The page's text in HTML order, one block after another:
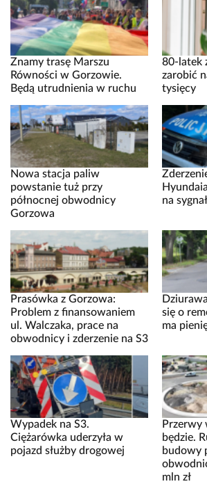
Znamy trasę Marszu
Równości w Gorzowie.
Będą utrudnienia w ruchu
80-latek
zarobić
tysięcy
Nowa stacja paliw
powstanie tuż przy
północnej obwodnicy
Gorzowa
na
Prasówka z Gorzowa:
Problem z finansowaniem
ul. Walczaka, prace na
obwodnicy i zderzenie na S3
się o
ma
Wypadek na S3.
Ciężarówka uderzyła w
pojazd służby drogowej
Przerwy
będzie.
budowy
mln zł